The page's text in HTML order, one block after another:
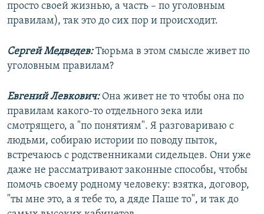
просто своей жизнью, а часть – по уголовным
правилам), так это до сих пор и происходит.
Сергей Медведев:Тюрьма в этом смысле живет по
уголовным правилам?
Евгений Левкович:Она живет не то чтобы она по
правилам какого-то отдельного зека или
смотрящего, а "по понятиям". Я разговариваю с
людьми, собираю истории по поводу пыток,
встречаюсь с родственниками сидельцев. Они уже
даже не рассматривают законные способы, чтобы
помочь своему родному человеку: взятка, договор,
"ты мне это, а я тебе то, а дяде Паше то", и так до